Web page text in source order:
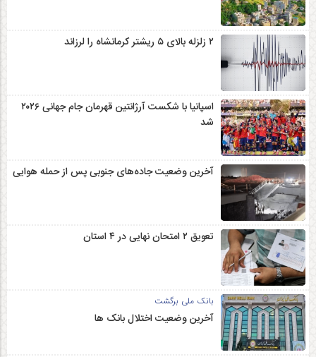
۲ زلزله‌ بالای ۵ ریشتر کرمانشاه را لرزاند
اسپانیا با شکست آرژانتین قهرمان جام جهانی ۲۰۲۶
شد
آخرین وضعیت جاده‌های جنوبی پس از حمله هوایی
تعویق ۲ امتحان نهایی در ۴ استان
بانک ملی برگشت
آخرین وضعیت اختلال بانک ها